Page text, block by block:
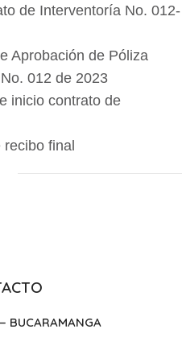
de Interventoría No. 012-
Aprobación de Póliza
012 de 2023
inicio contrato de
recibo final
BUCARAMANGA